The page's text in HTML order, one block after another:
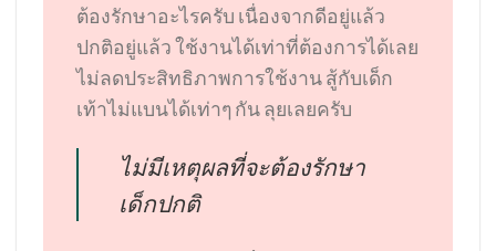
ต้องรักษาอะไรครับ เนื่องจากดีอยู่แล้ว
ปกติอยู่แล้ว ใช้งานได้เท่าที่ต้องการได้เลย
ไม่ลดประสิทธิภาพการใช้งาน สู้กับเด็ก
เท้าไม่แบนได้เท่าๆ กัน ลุยเลยครับ
ไม่มีเหตุผลที่จะต้องรักษา
เด็กปกติ